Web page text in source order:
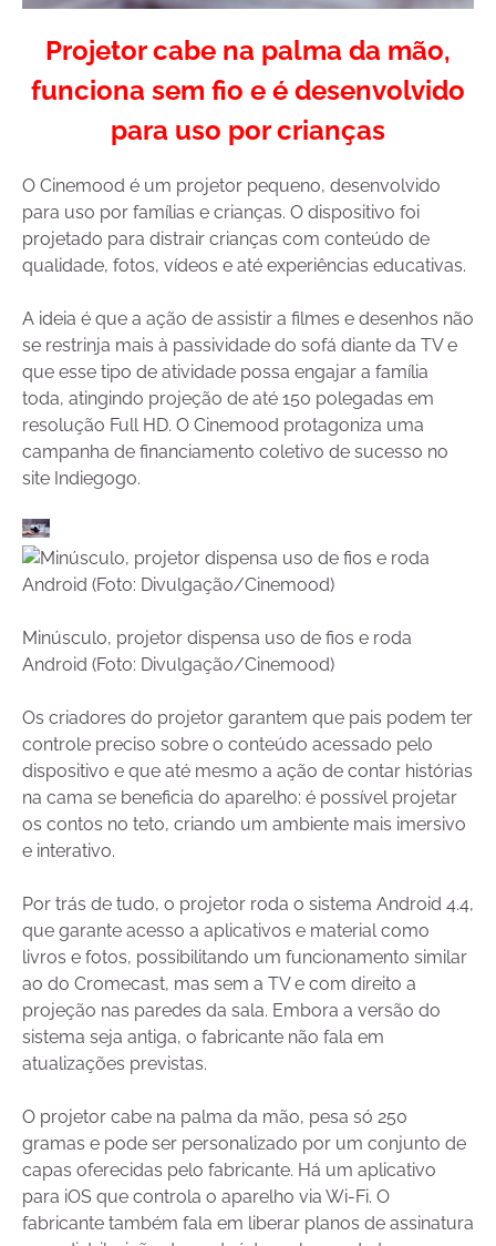
Projetor cabe na palma da mão,
funciona sem fio e é desenvolvido
para uso por crianças
O Cinemood é um projetor pequeno, desenvolvido
para uso por famílias e crianças. O dispositivo foi
projetado para distrair crianças com conteúdo de
qualidade, fotos, vídeos e até experiências educativas.
A ideia é que a ação de assistir a filmes e desenhos não
se restrinja mais à passividade do sofá diante da TV e
que esse tipo de atividade possa engajar a família
toda, atingindo projeção de até 150 polegadas em
resolução Full HD. O Cinemood protagoniza uma
campanha de financiamento coletivo de sucesso no
site Indiegogo.
Minúsculo, projetor dispensa uso de fios e roda
Android (Foto: Divulgação/Cinemood)
Os criadores do projetor garantem que pais podem ter
controle preciso sobre o conteúdo acessado pelo
dispositivo e que até mesmo a ação de contar histórias
na cama se beneficia do aparelho: é possível projetar
os contos no teto, criando um ambiente mais imersivo
e interativo.
Por trás de tudo, o projetor roda o sistema Android 4.4,
que garante acesso a aplicativos e material como
livros e fotos, possibilitando um funcionamento similar
ao do Cromecast, mas sem a TV e com direito a
projeção nas paredes da sala. Embora a versão do
sistema seja antiga, o fabricante não fala em
atualizações previstas.
O projetor cabe na palma da mão, pesa só 250
gramas e pode ser personalizado por um conjunto de
capas oferecidas pelo fabricante. Há um aplicativo
para iOS que controla o aparelho via Wi-Fi. O
fabricante também fala em liberar planos de assinatura